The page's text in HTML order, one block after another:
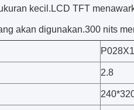
kecil.LCD TFT
akan digunakan.300 nits
2.8